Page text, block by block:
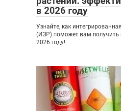
в 2026 году
Узнайте, как
(ИЗР) поможет вам получить
2026 году!